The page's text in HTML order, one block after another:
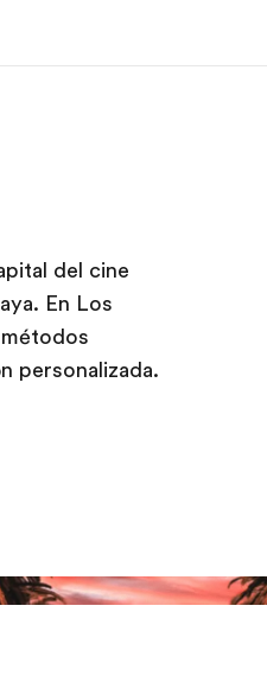
del cine
En Los
personalizada.